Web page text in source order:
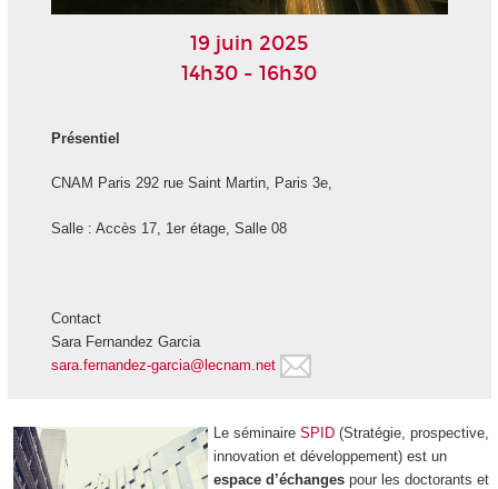
19 juin 2025
14h30 - 16h30
Présentiel
CNAM Paris 292 rue Saint Martin, Paris 3e,
Salle : Accès 17, 1er étage, Salle 08
Contact
Sara Fernandez Garcia
sara.fernandez-garcia@lecnam.net
Le séminaire SPID(Stratégie, prospective,
innovation et développement) est un
espace d’échangespour les doctorants et